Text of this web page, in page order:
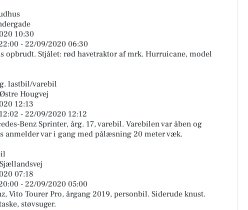
10:30
- 22/09/2020 06:30
opbrudt. Stjålet: rød havetraktor af mrk. Hurruicane, model
lastbil/varebil
Hougvej
12:13
- 22/09/2020 12:12
Benz Sprinter, årg. 17, varebil. Varebilen var åben og
anmelder var i gang med pålæsning 20 meter væk.
07:18
- 22/09/2020 05:00
Vito Tourer Pro, årgang 2019, personbil. Siderude knust.
støvsuger.